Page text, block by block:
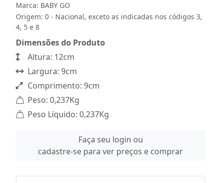
Marca: BABY GO
Origem: 0 - Nacional, exceto as indicadas nos códigos 3,
4, 5 e 8
Dimensões do Produto
Altura: 12cm
Largura: 9cm
Comprimento: 9cm
Peso: 0,237Kg
Peso Líquido: 0,237Kg
Faça seu login ou
cadastre-se para ver preços e comprar